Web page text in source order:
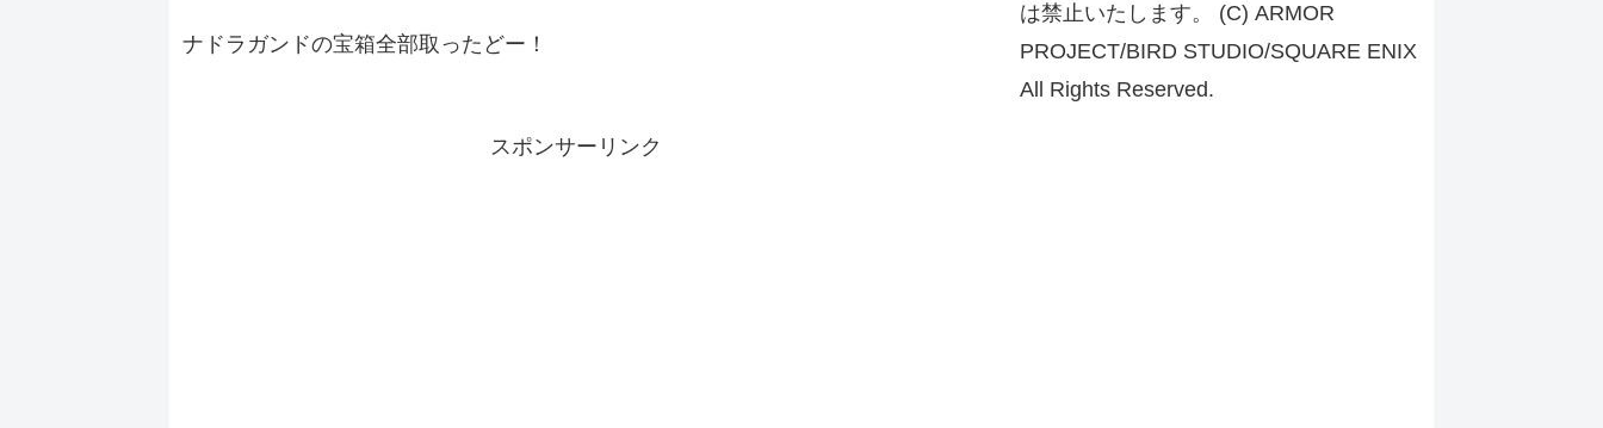
ナドラガンドの宝箱全部取ったどー！
スポンサーリンク
は禁止いたします。 (C) ARMOR
PROJECT/BIRD STUDIO/SQUARE ENIX
All Rights Reserved.